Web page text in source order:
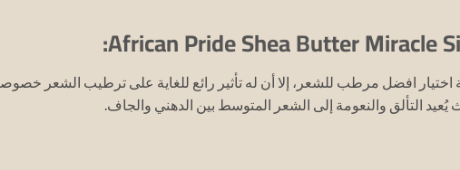
افضل مرطب للشعر، إلا أن له تأثير رائع للغاية على ترطيب الشعر
يُعيد التألق والنعومة إلى الشعر المتوسط بين الدهني والجاف.